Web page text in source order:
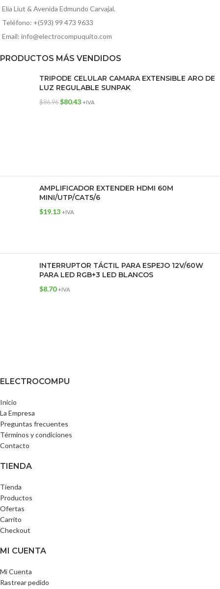
Elia Liut & Avenida Edmundo Carvajal.
Teléfono: +(593) 99 473 9633
Email: info@electrocompuquito.com
PRODUCTOS MÁS VENDIDOS
TRIPODE CELULAR CAMARA EXTENSIBLE ARO DE
LUZ REGULABLE SUNPAK
$86.96 $80.43 +IVA
AMPLIFICADOR EXTENDER HDMI 60M
MINI/UTP/CAT5/6
$19.13 +IVA
INTERRUPTOR TÁCTIL PARA ESPEJO 12V/60W
PARA LED RGB+3 LED BLANCOS
$8.70 +IVA
ELECTROCOMPU
Inicio
La Empresa
Preguntas frecuentes
Términos y condiciones
Contacto
TIENDA
Tienda
Productos
Ofertas
Carrito
Checkout
MI CUENTA
Mi Cuenta
Rastrear pedido